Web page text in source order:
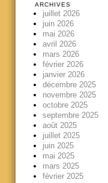
ARCHIVES
juillet 2026
juin 2026
mai 2026
avril 2026
mars 2026
février 2026
janvier 2026
décembre 2025
novembre 2025
octobre 2025
septembre 2025
août 2025
juillet 2025
juin 2025
mai 2025
mars 2025
février 2025